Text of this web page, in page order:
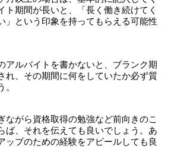
ト期間が長いと、「長く働き続けてく
」という印象を持ってもらえる可能性
アルバイトを書かないと、ブランク期
れ、その期間に何をしていたか必ず質
。
ながら資格取得の勉強など前向きのこ
ば、それを伝えても良いでしょう。あ
ップのための経験をアピールしても良